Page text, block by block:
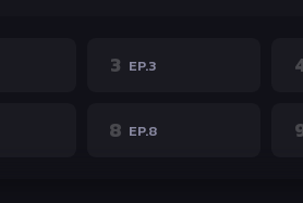
3 EP.3
8 EP.8